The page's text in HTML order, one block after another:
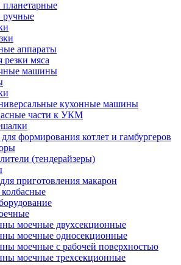
аппараты
мяса
машины
кухонные машины
части к УКМ
формирования котлет и гамбургеров
(тендерайзеры)
приготовления макарон
моечные двухсекционные
моечные односекционные
моечные с рабочей поверхностью
моечные трехсекционные